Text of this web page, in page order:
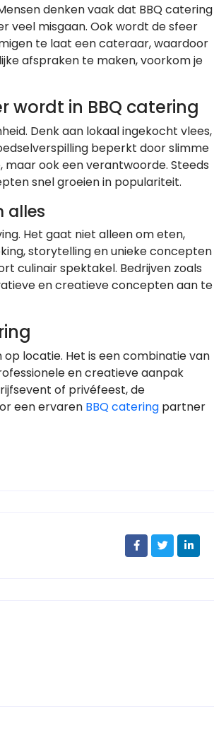
denken vaak dat BBQ catering
veel misgaan. Ook wordt de sfeer
te laat een cateraar, waardoor
afspraken te maken, voorkom je
in BBQ catering
Denk aan lokaal ingekocht vlees,
beperkt door slimme
ook een verantwoorde. Steeds
snel groeien in populariteit.
alles
Het gaat niet alleen om eten,
storytelling en unieke concepten
culinair spektakel. Bedrijven zoals
en creatieve concepten aan te
locatie. Het is een combinatie van
en creatieve aanpak
of privéfeest, de
een ervaren BBQ catering partner